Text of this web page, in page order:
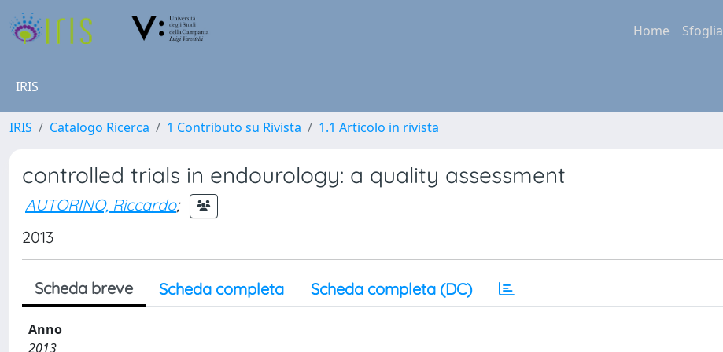
Home Sfoglia
IRIS
IRIS Catalogo Ricerca 1 Contributo su Rivista 1.1 Articolo in rivista
controlled trials in endourology: a quality assessment
AUTORINO, Riccardo;
2013
Scheda breve Scheda completa Scheda completa (DC)
Anno
2013